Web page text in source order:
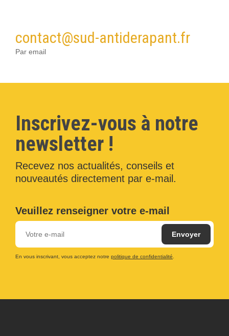
contact@sud-antiderapant.fr
Par email
Inscrivez-vous à notre
newsletter !
Recevez nos actualités, conseils et
nouveautés directement par e-mail.
Veuillez renseigner votre e-mail
En vous inscrivant, vous acceptez notre politique de confidentialité